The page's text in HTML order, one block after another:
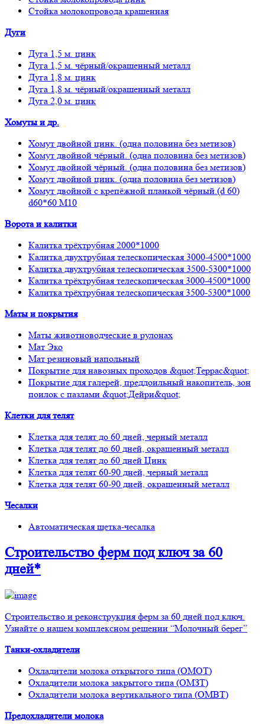
Стойка молокопровода крашенная
Дуги
Дуга 1,5 м. цинк
Дуга 1,5 м. чёрный/окрашенный металл
Дуга 1,8 м. цинк
Дуга 1,8 м. чёрный/окрашенный металл
Дуга 2,0 м. цинк
Хомуты и др.
Хомут двойной цинк. (одна половина без метизов)
Хомут двойной чёрный. (одна половина без метизов)
Хомут двойной чёрный. (одна половина без метизов)
Хомут двойной цинк. (одна половина без метизов)
Хомут двойной с крепёжной планкой чёрный.(d 60)
d60*60 М10
Ворота и калитки
Калитка трёхтрубная 2000*1000
Калитка двухтрубная телескопическая 3000-4500*1000
Калитка двухтрубная телескопическая 3500-5300*1000
Калитка трёхтрубная телескопическая 3000-4500*1000
Калитка трёхтрубная телескопическая 3500-5300*1000
Маты и покрытия
Маты животноводческие в рулонах
Мат Эко
Мат резиновый напольный
Покрытие для навозных проходов &quot;Террас&quot;
Покрытие для галерей, преддоильный накопитель, зон
поилок с пазлами &quot;Дейри&quot;
Клетки для телят
Клетка для телят до 60 дней, черный металл
Клетка для телят до 60 дней, окрашенный металл
Клетка для телят до 60 дней Цинк
Клетка для телят 60-90 дней, черный металл
Клетка для телят 60-90 дней, окрашенный металл
Чесалки
Автоматическая щетка-чесалка
Строительство фермпод ключ за 60
дней*
Строительство и реконструкция ферм за 60 дней под ключ.
Узнайте о нашем комплексном решении “Молочный берег”
Танки-охладители
Охладители молока открытого типа (ОМОТ)
Охладители молока закрытого типа (ОМЗТ)
Охладители молока вертикального типа (ОМВТ)
Предохладители молока